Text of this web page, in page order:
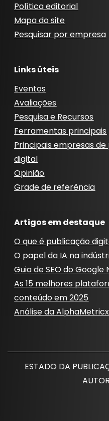
Política editorial
Mapa do site
Pesquisar por empresa
Links úteis
Eventos
Avaliações
Pesquisa e Recursos
Ferramentas principais
Principais empresas
digital
Opinião
Grade de referência
Artigos em destaque
O que é publicação
O papel da IA ​​na
Guia de SEO do Google
As 15 melhores
conteúdo em 2025
Análise da
ESTADO DA